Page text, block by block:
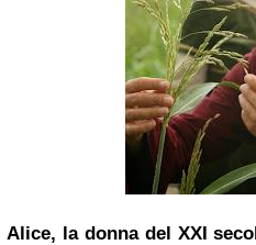
Alice, la donna del XXI